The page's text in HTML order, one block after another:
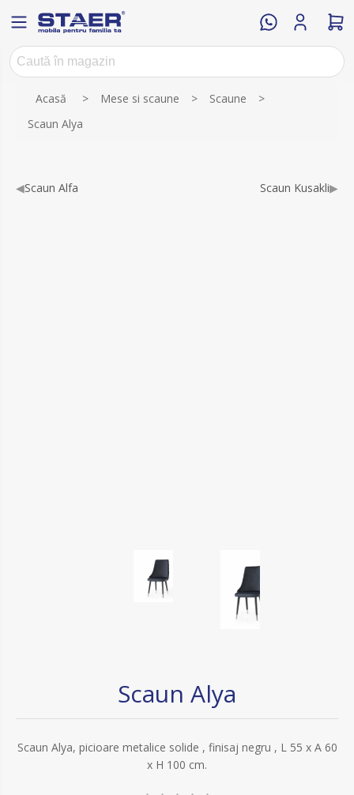
Acasă > Mese si scaune > Scaune
>
Scaun Alya
◀Scaun Alfa Scaun Kusakli▶
Scaun Alya
Scaun Alya, picioare metalice solide , finisaj negru , L 55 x A 60
x H 100 cm.
Numele atributului Valoarea atributului